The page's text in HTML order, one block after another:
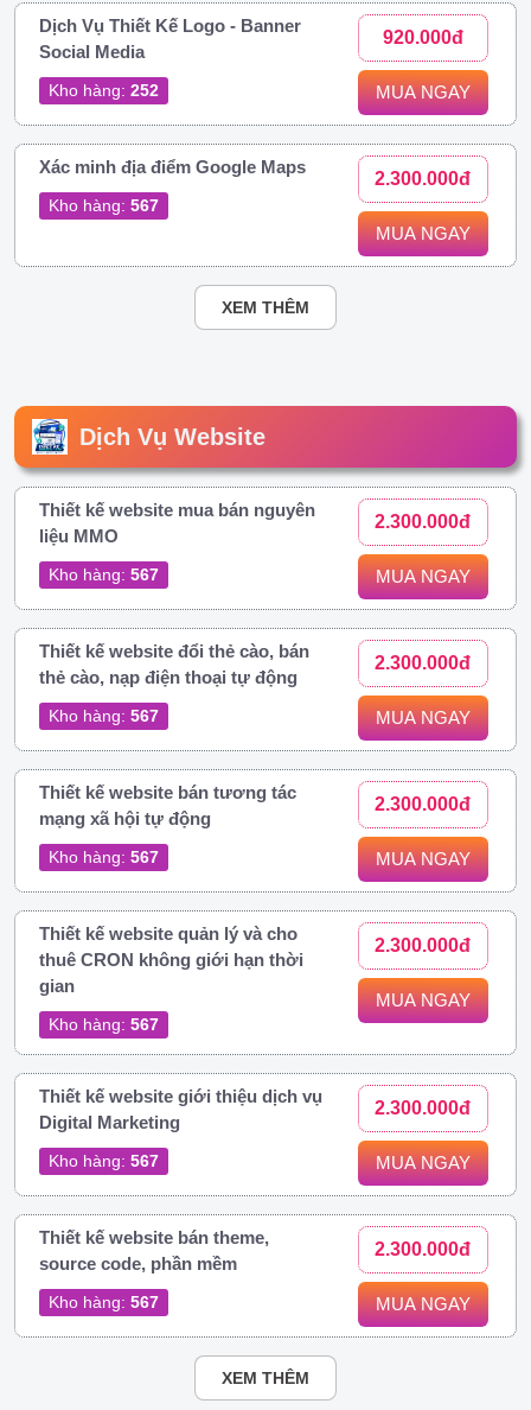
Dịch Vụ Thiết Kế Logo - Banner
Social Media
Kho hàng: 252
920.000đ
MUA NGAY
Xác minh địa điểm Google Maps
Kho hàng: 567
2.300.000đ
MUA NGAY
XEM THÊM
Dịch Vụ Website
Thiết kế website mua bán nguyên
liệu MMO
Kho hàng: 567
2.300.000đ
MUA NGAY
Thiết kế website đổi thẻ cào, bán
thẻ cào, nạp điện thoại tự động
Kho hàng: 567
2.300.000đ
MUA NGAY
Thiết kế website bán tương tác
mạng xã hội tự động
Kho hàng: 567
2.300.000đ
MUA NGAY
Thiết kế website quản lý và cho
thuê CRON không giới hạn thời
gian
Kho hàng: 567
2.300.000đ
MUA NGAY
Thiết kế website giới thiệu dịch vụ
Digital Marketing
Kho hàng: 567
2.300.000đ
MUA NGAY
Thiết kế website bán theme,
source code, phần mềm
Kho hàng: 567
2.300.000đ
MUA NGAY
XEM THÊM